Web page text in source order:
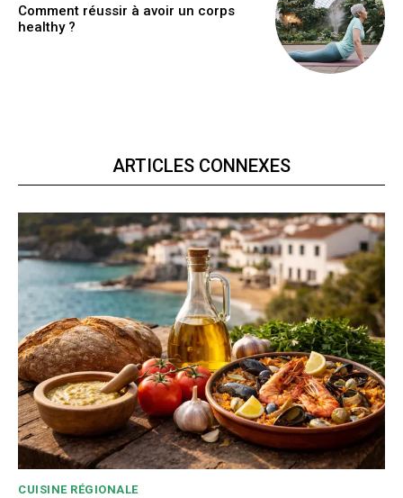
Comment réussir à avoir un corps
healthy ?
ARTICLES CONNEXES
CUISINE RÉGIONALE